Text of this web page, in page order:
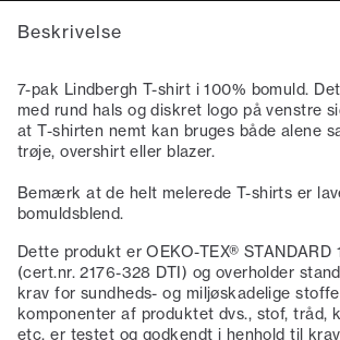
Beskrivelse
7-pak Lindbergh T-shirt i 100% bomuld.
med rund hals og diskret logo på venstre
at T-shirten nemt kan bruges både alene
trøje, overshirt eller blazer.
Bemærk at de helt melerede T-shirts er
bomuldsblend.
Dette produkt er OEKO-TEX®
(cert.nr. 2176-328 DTI) og overholder
krav for sundheds- og miljøskadelige
komponenter af produktet dvs., stof, tråd,
etc. er testet og godkendt i henhold til